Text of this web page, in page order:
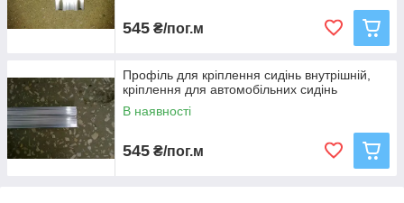
545 ₴/пог.м
Профіль для кріплення сидінь внутрішній,
кріплення для автомобільних сидінь
В наявності
545 ₴/пог.м